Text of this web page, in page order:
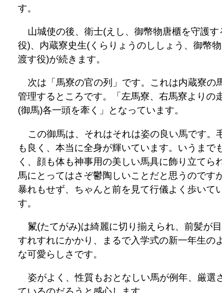
す。
山城使の後、衛士(えし、御幣物唐櫃を守護す
役)、内蔵寮史生(くらりょうのししょう、御幣
渡す役)が続きます。
次は「馬寮の官の列」です。これは内蔵寮の
管理するところです。「左馬寮、右馬寮よりの
(御馬)各一頭を牽く」となっています。
この御馬は、それはそれは姿の良い馬です。
も良く、本当に全身が輝いています。いうまで
く、顔も体も神事用の美しい馬具に飾り立てら
馬にとってはさぞ鬱陶しいことだと思うのです
暴れもせず、ちゃんと前を見て行儀よく歩いて
す。
鬣(たてがみ)は綺麗に切り揃えられ、前髪が
すれすれにかかり、まるで入学式の新一年生の
な可愛らしさです。
姿がよく、性質もおとなしい馬が例年、厳選